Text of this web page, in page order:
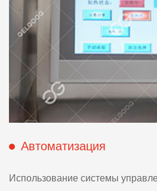
Автоматизация
Использование системы